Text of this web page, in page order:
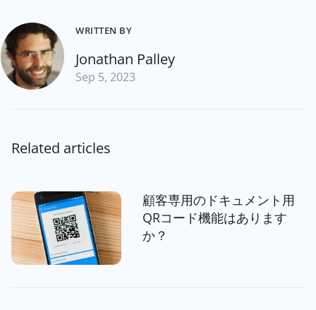
WRITTEN BY
Jonathan Palley
Sep 5, 2023
Related articles
顧客専用のドキュメント用
QRコード機能はあります
か？